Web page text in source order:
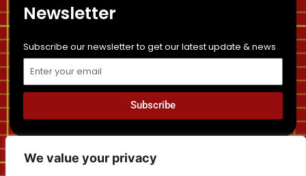
We value your privacy
Newsletter
Subscribe our newsletter to get our latest update & news
Subscribe
Privacy PolicySitemap